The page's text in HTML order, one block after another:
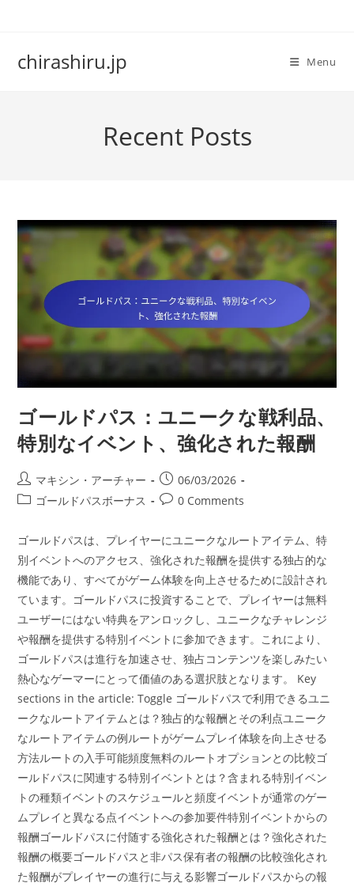
chirashiru.jp Menu
Recent Posts
ゴールドパス：ユニークな戦利品、
特別なイベント、強化された報酬
Post
author:
マキシン・アーチャー
Post
published:
06/03/2026
Postゴールドパスボーナス
Post0 Comments
ゴールドパスは、プレイヤーにユニークなルートアイテム、特
別イベントへのアクセス、強化された報酬を提供する独占的な
機能であり、すべてがゲーム体験を向上させるために設計され
ています。ゴールドパスに投資することで、プレイヤーは無料
ユーザーにはない特典をアンロックし、ユニークなチャレンジ
や報酬を提供する特別イベントに参加できます。これにより、
ゴールドパスは進行を加速させ、独占コンテンツを楽しみたい
熱心なゲーマーにとって価値のある選択肢となります。 Key
sections in the article: Toggle ゴールドパスで利用できるユニ
ークなルートアイテムとは？独占的な報酬とその利点ユニーク
なルートアイテムの例ルートがゲームプレイ体験を向上させる
方法ルートの入手可能頻度無料のルートオプションとの比較ゴ
ールドパスに関連する特別イベントとは？含まれる特別イベン
トの種類イベントのスケジュールと頻度イベントが通常のゲー
ムプレイと異なる点イベントへの参加要件特別イベントからの
報酬ゴールドパスに付随する強化された報酬とは？強化された
報酬の概要ゴールドパスと非パス保有者の報酬の比較強化され
た報酬がプレイヤーの進行に与える影響ゴールドパスからの報